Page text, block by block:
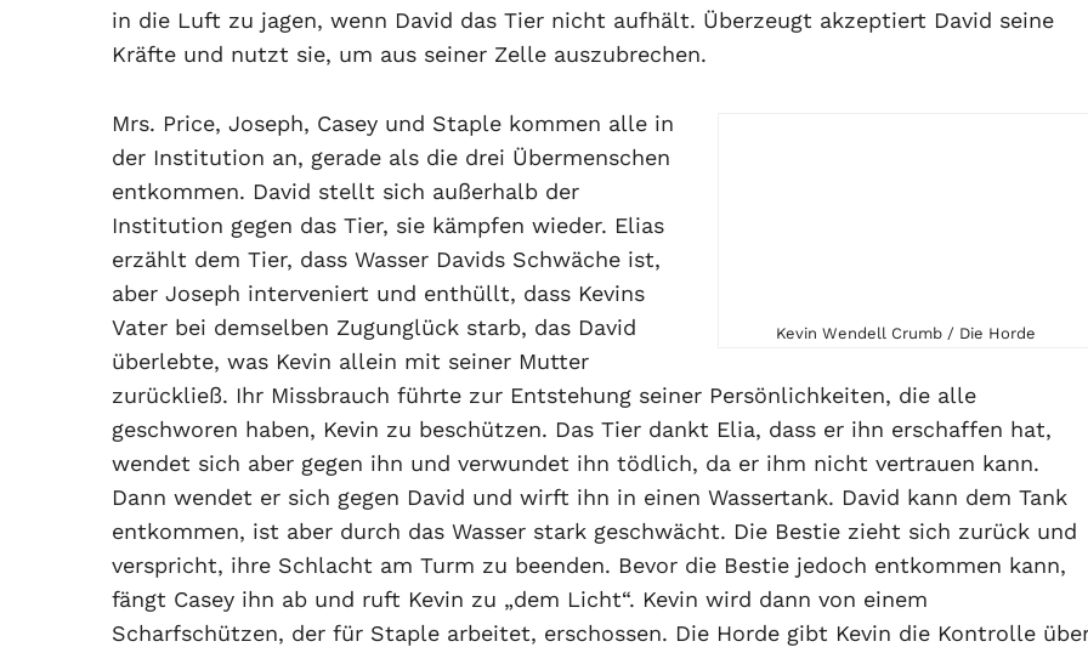
in die Luft zu jagen, wenn David das Tier nicht aufhält. Überzeugt akzeptiert David seine
Kräfte und nutzt sie, um aus seiner Zelle auszubrechen.
Kevin Wendell Crumb / Die Horde
Mrs. Price, Joseph, Casey und Staple kommen alle in
der Institution an, gerade als die drei Übermenschen
entkommen. David stellt sich außerhalb der
Institution gegen das Tier, sie kämpfen wieder. Elias
erzählt dem Tier, dass Wasser Davids Schwäche ist,
aber Joseph interveniert und enthüllt, dass Kevins
Vater bei demselben Zugunglück starb, das David
überlebte, was Kevin allein mit seiner Mutter
zurückließ. Ihr Missbrauch führte zur Entstehung seiner Persönlichkeiten, die alle
geschworen haben, Kevin zu beschützen. Das Tier dankt Elia, dass er ihn erschaffen hat,
wendet sich aber gegen ihn und verwundet ihn tödlich, da er ihm nicht vertrauen kann.
Dann wendet er sich gegen David und wirft ihn in einen Wassertank. David kann dem Tank
entkommen, ist aber durch das Wasser stark geschwächt. Die Bestie zieht sich zurück und
verspricht, ihre Schlacht am Turm zu beenden. Bevor die Bestie jedoch entkommen kann,
fängt Casey ihn ab und ruft Kevin zu „dem Licht“. Kevin wird dann von einem
Scharfschützen, der für Staple arbeitet, erschossen. Die Horde gibt Kevin die Kontrolle